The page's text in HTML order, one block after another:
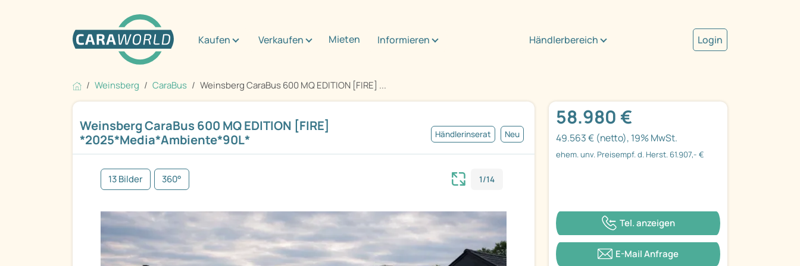
Kaufen Verkaufen Mieten Informieren Händlerbereich Login
Weinsberg CaraBus Weinsberg CaraBus 600 MQ EDITION [FIRE] ...
Weinsberg CaraBus 600 MQ EDITION [FIRE]
*2025*Media*Ambiente*90L*
Händlerinserat Neu
13 Bilder 360° 1/14
58.980 €
49.563 € (netto), 19% MwSt.
ehem. unv. Preisempf. d. Herst. 61.907,- €
Tel. anzeigen
E-Mail Anfrage